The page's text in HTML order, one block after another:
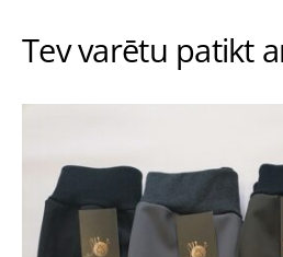
Tev varētu patikt